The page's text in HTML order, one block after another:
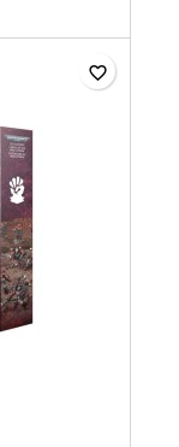
favorite_border